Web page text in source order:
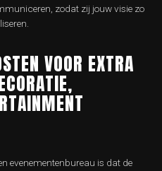
zodat zij jouw visie zo
VOOR EXTRA
evenementenbureau is dat de